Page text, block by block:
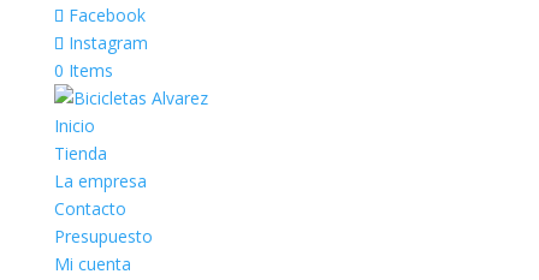
Facebook
Instagram
0 Items
Inicio
Tienda
La empresa
Contacto
Presupuesto
Mi cuenta